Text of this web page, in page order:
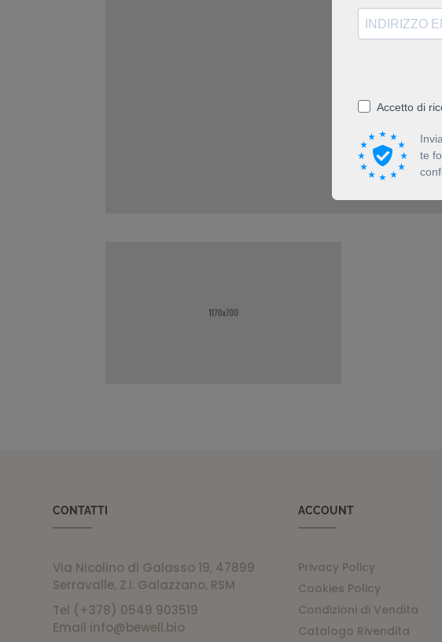
CONTATTI
Via Nicolino di Galasso 19, 47899
Serravalle, Z.I. Galazzano, RSM
Tel (+378) 0549 903519
Email info@bewell.bio
ACCOUNT
Privacy Policy
Cookies Policy
Condizioni di Vendita
Catalogo Rivendita